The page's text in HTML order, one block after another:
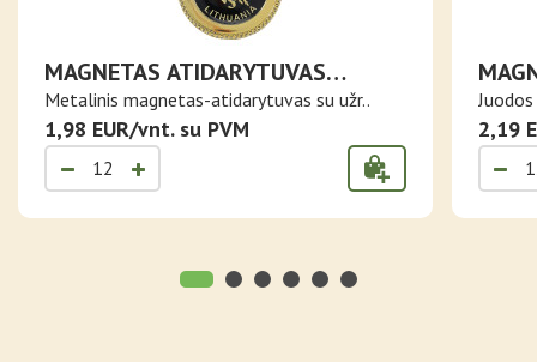
MAGNETAS ATIDARYTUVAS
LIETUVA SU VYČIU
Metalinis magnetas-atidarytuvas su užr..
1,98 EUR/vnt. su PVM 2,19